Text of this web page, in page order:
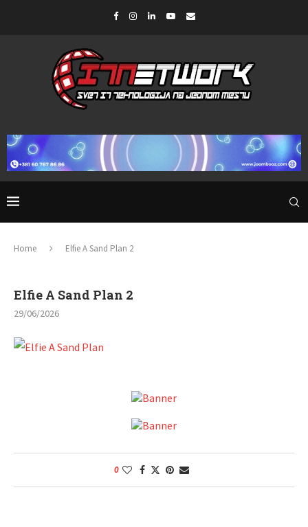
Home Elfie A Sand Plan 2
Elfie A Sand Plan 2
29/06/2026
0